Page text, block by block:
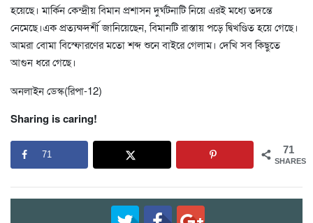
হয়েছে। মার্কিন কেন্দ্রীয় বিমান প্রশাসন দুর্ঘটনাটি নিয়ে এরই মধ্যে তদন্তে
নেমেছে।এক প্রত্যক্ষদর্শী জানিয়েছেন, বিমানটি রাস্তায় পড়ে দ্বিখণ্ডিত হয়ে গেছে।
আমরা বোমা বিস্ফোরণের মতো শব্দ শুনে বাইরে গেলাম। দেখি সব কিছুতে
আগুন ধরে গেছে।
অনলাইন ডেস্ক(রিপা-12)
Sharing is caring!
71
SHARES
71